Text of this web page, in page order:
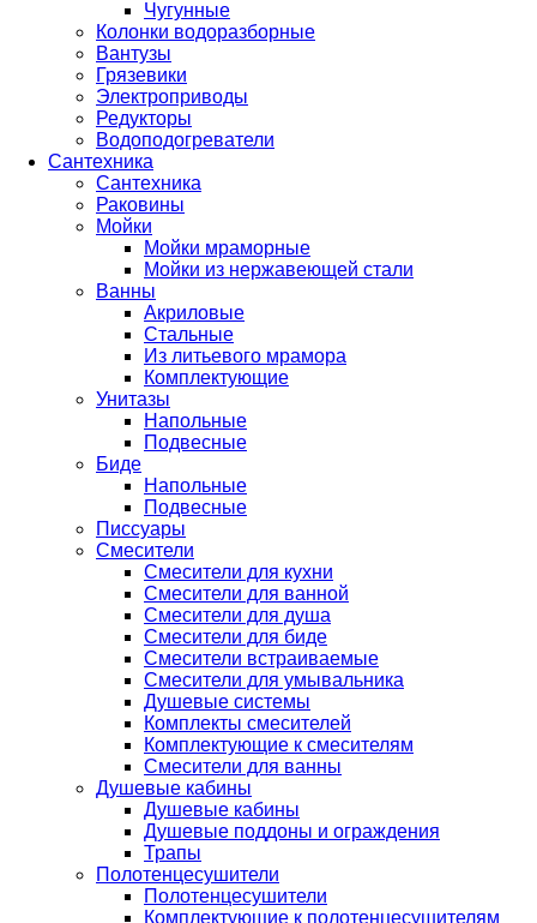
Чугунные
Колонки водоразборные
Вантузы
Грязевики
Электроприводы
Редукторы
Водоподогреватели
Сантехника
Сантехника
Раковины
Мойки
Мойки мраморные
Мойки из нержавеющей стали
Ванны
Акриловые
Стальные
Из литьевого мрамора
Комплектующие
Унитазы
Напольные
Подвесные
Биде
Напольные
Подвесные
Писсуары
Смесители
Смесители для кухни
Смесители для ванной
Смесители для душа
Смесители для биде
Смесители встраиваемые
Смесители для умывальника
Душевые системы
Комплекты смесителей
Комплектующие к смесителям
Смесители для ванны
Душевые кабины
Душевые кабины
Душевые поддоны и ограждения
Трапы
Полотенцесушители
Полотенцесушители
Комплектующие к полотенцесушителям